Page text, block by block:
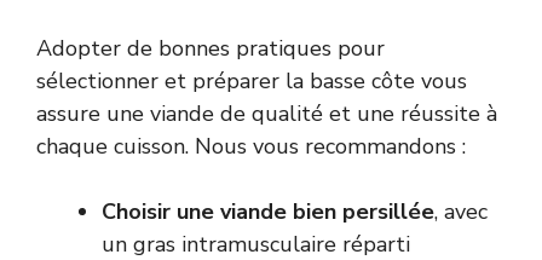
Adopter de bonnes pratiques pour
sélectionner et préparer la basse côte vous
assure une viande de qualité et une réussite à
chaque cuisson. Nous vous recommandons :
Choisir une viande bien persillée, avec
un gras intramusculaire réparti